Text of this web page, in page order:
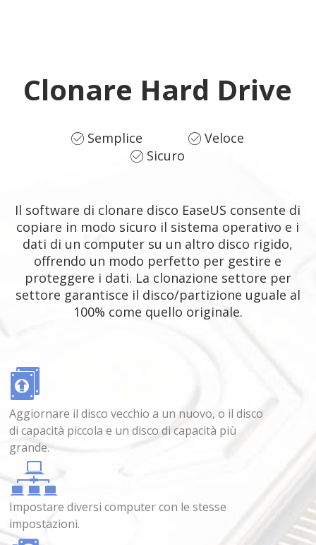
Clonare Hard Drive
 Semplice  Veloce
 Sicuro
Il software di clonare disco EaseUS consente di
copiare in modo sicuro il sistema operativo e i
dati di un computer su un altro disco rigido,
offrendo un modo perfetto per gestire e
proteggere i dati. La clonazione settore per
settore garantisce il disco/partizione uguale al
100% come quello originale.
Aggiornare il disco vecchio a un nuovo, o il disco
di capacità piccola e un disco di capacità più
grande.
Impostare diversi computer con le stesse
impostazioni.